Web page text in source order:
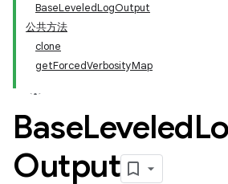
BaseLeveledLogOutput
公共方法
clone
getForcedVerbosityMap
BaseLeveled
Output